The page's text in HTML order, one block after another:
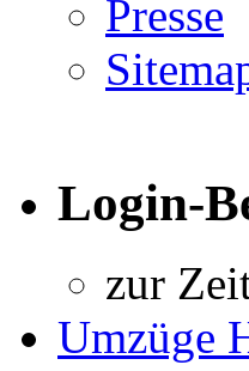
Presse
Login-
zur
Umzüge